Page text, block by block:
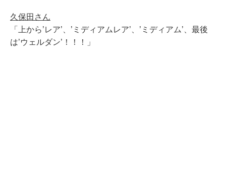
久保田さん
「上から’レア’、’ミディアムレア’、’ミディアム’、最後
は’ウェルダン’！！！」